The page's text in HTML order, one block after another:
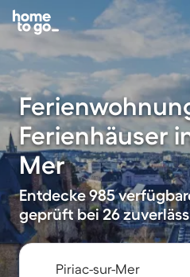
Ferienhäuser
Mer
Entdecke 985
geprüft bei 26